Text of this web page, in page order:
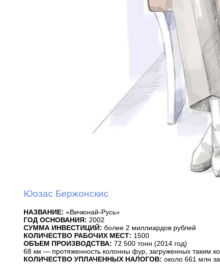
Юозас Бержонскис
НАЗВАНИЕ: «Вичюнай-Русь»
ГОД ОСНОВАНИЯ: 2002
СУММА ИНВЕСТИЦИЙ: более 2 миллиардов рублей
КОЛИЧЕСТВО РАБОЧИХ МЕСТ: 1500
ОБЪЕМ ПРОИЗВОДСТВА: 72 500 тонн (2014 год)
68 км — протяженность колонны фур, загруженных таким
КОЛИЧЕСТВО УПЛАЧЕННЫХ НАЛОГОВ: около 661 млн